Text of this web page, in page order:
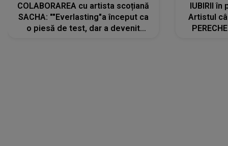
COLABORAREA cu artista scoțiană
SACHA: ""Everlasting"a început ca
o piesă de test, dar a devenit
IUBIRII în
Artistul